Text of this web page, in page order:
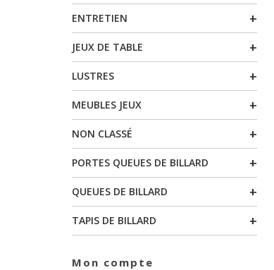
ENTRETIEN +
JEUX DE TABLE +
LUSTRES +
MEUBLES JEUX +
NON CLASSÉ +
PORTES QUEUES DE BILLARD +
QUEUES DE BILLARD +
TAPIS DE BILLARD +
Mon compte